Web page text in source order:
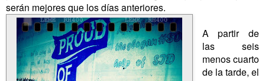
serán mejores que los días anteriores.
A partir de
las seis
menos cuarto
de la tarde, el